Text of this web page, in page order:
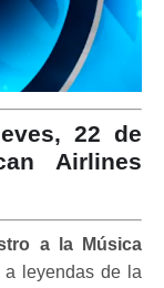
22 de
Airlines
a la Música
leyendas de la